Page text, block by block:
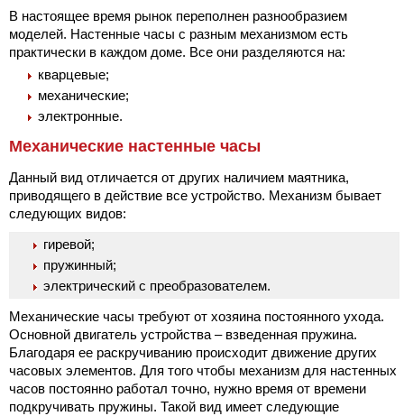
В настоящее время рынок переполнен разнообразием
моделей. Настенные часы с разным механизмом есть
практически в каждом доме. Все они разделяются на:
кварцевые;
механические;
электронные.
Механические настенные часы
Данный вид отличается от других наличием маятника,
приводящего в действие все устройство. Механизм бывает
следующих видов:
гиревой;
пружинный;
электрический с преобразователем.
Механические часы требуют от хозяина постоянного ухода.
Основной двигатель устройства – взведенная пружина.
Благодаря ее раскручиванию происходит движение других
часовых элементов. Для того чтобы механизм для настенных
часов постоянно работал точно, нужно время от времени
подкручивать пружины. Такой вид имеет следующие